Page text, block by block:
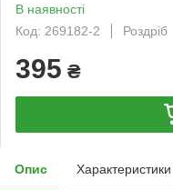
В наявності
Код: 269182-2
Роздріб
395 ₴
Опис Характеристики